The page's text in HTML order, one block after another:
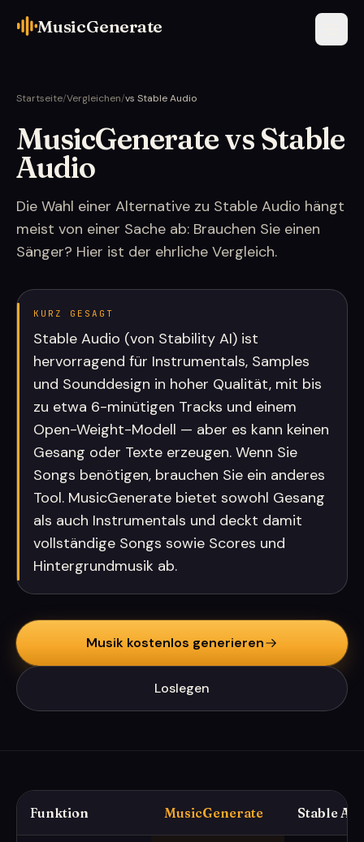
MusicGenerate
Startseite/Vergleichen/vs Stable Audio
MusicGenerate vs Stable
Audio
Die Wahl einer Alternative zu Stable Audio hängt
meist von einer Sache ab: Brauchen Sie einen
Sänger? Hier ist der ehrliche Vergleich.
KURZ GESAGT
Stable Audio (von Stability AI) ist
hervorragend für Instrumentals, Samples
und Sounddesign in hoher Qualität, mit bis
zu etwa 6-minütigen Tracks und einem
Open-Weight-Modell — aber es kann keinen
Gesang oder Texte erzeugen. Wenn Sie
Songs benötigen, brauchen Sie ein anderes
Tool. MusicGenerate bietet sowohl Gesang
als auch Instrumentals und deckt damit
vollständige Songs sowie Scores und
Hintergrundmusik ab.
Musik kostenlos generieren
Loslegen
Funktion MusicGenerate Stable